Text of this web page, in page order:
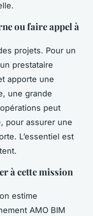
ou faire appel à
projets. Pour un
prestataire
apporte une
une grande
peut
pour assurer une
L’essentiel est
à cette mission
estime
AMO BIM